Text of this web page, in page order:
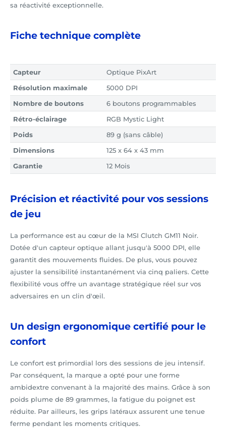
sa réactivité exceptionnelle.
Fiche technique complète
Capteur
Optique PixArt
Résolution maximale
5000 DPI
Nombre de boutons
6 boutons programmables
Rétro-éclairage
RGB Mystic Light
Poids
89 g (sans câble)
Dimensions
125 x 64 x 43 mm
Garantie
12 Mois
Précision et réactivité pour vos sessions
de jeu
La performance est au cœur de la MSI Clutch GM11 Noir.
Dotée d'un capteur optique allant jusqu'à 5000 DPI, elle
garantit des mouvements fluides. De plus, vous pouvez
ajuster la sensibilité instantanément via cinq paliers. Cette
flexibilité vous offre un avantage stratégique réel sur vos
adversaires en un clin d'œil.
Un design ergonomique certifié pour le
confort
Le confort est primordial lors des sessions de jeu intensif.
Par conséquent, la marque a opté pour une forme
ambidextre convenant à la majorité des mains. Grâce à son
poids plume de 89 grammes, la fatigue du poignet est
réduite. Par ailleurs, les grips latéraux assurent une tenue
ferme pendant les moments critiques.